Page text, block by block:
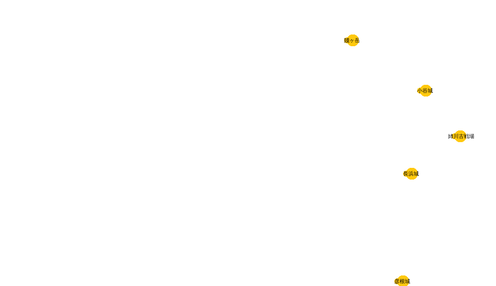
彦根城
長浜城
姉川古戦場
小谷城
賤ヶ岳